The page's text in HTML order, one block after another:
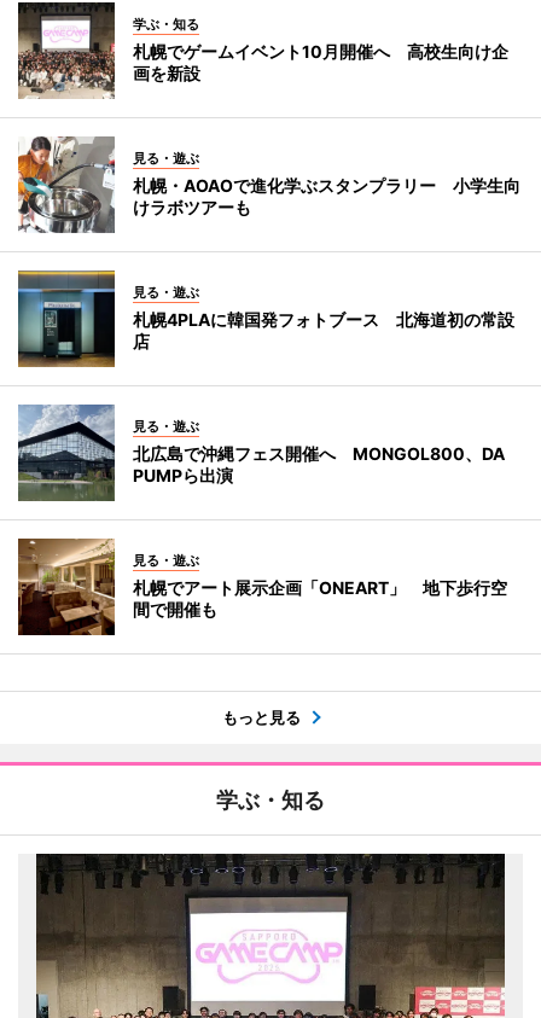
学ぶ・知る
札幌でゲームイベント10月開催へ 高校生向け企
画を新設
見る・遊ぶ
札幌・AOAOで進化学ぶスタンプラリー 小学生向
けラボツアーも
見る・遊ぶ
札幌4PLAに韓国発フォトブース 北海道初の常設
店
見る・遊ぶ
北広島で沖縄フェス開催へ MONGOL800、DA
PUMPら出演
見る・遊ぶ
札幌でアート展示企画「ONEART」 地下歩行空
間で開催も
もっと見る
学ぶ・知る